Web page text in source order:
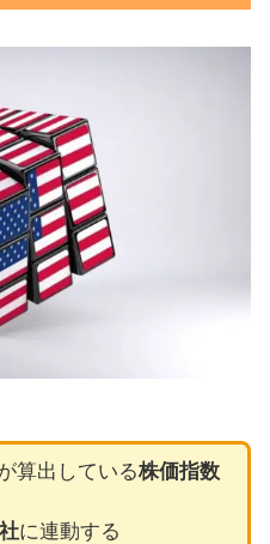
算出している株価指数
に連動する